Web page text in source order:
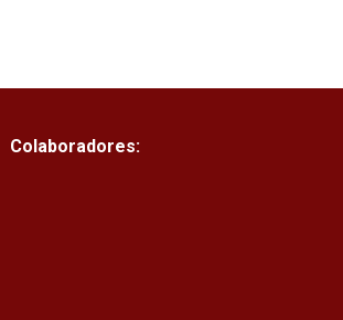
Colaboradores: